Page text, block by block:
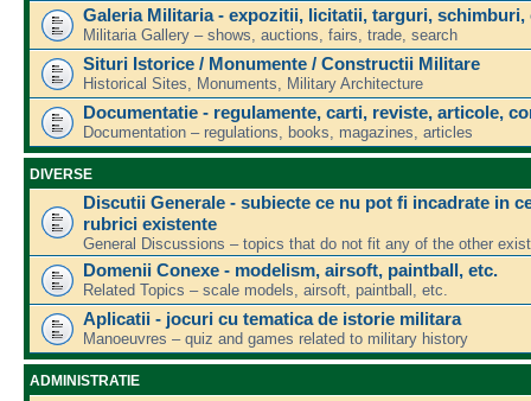
Galeria Militaria - expozitii, licitatii, targuri, schimburi,
Militaria Gallery – shows, auctions, fairs, trade, search
Situri Istorice / Monumente / Constructii Militare
Historical Sites, Monuments, Military Architecture
Documentatie - regulamente, carti, reviste, articole,
Documentation – regulations, books, magazines, articles
DIVERSE
Discutii Generale - subiecte ce nu pot fi incadrate in
rubrici existente
General Discussions – topics that do not fit any of the other
Domenii Conexe - modelism, airsoft, paintball, etc.
Related Topics – scale models, airsoft, paintball, etc.
Aplicatii - jocuri cu tematica de istorie militara
Manoeuvres – quiz and games related to military history
ADMINISTRATIE